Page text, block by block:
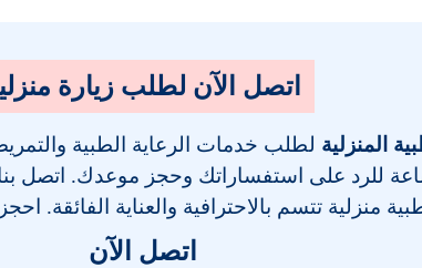
اتصل الآن لطلب زيارة
المنزلية لطلب خدمات الرعاية الطبية
للرد على استفساراتك وحجز موعدك. اتصل
منزلية تتسم بالاحترافية والعناية الفائقة.
اتصل الآن